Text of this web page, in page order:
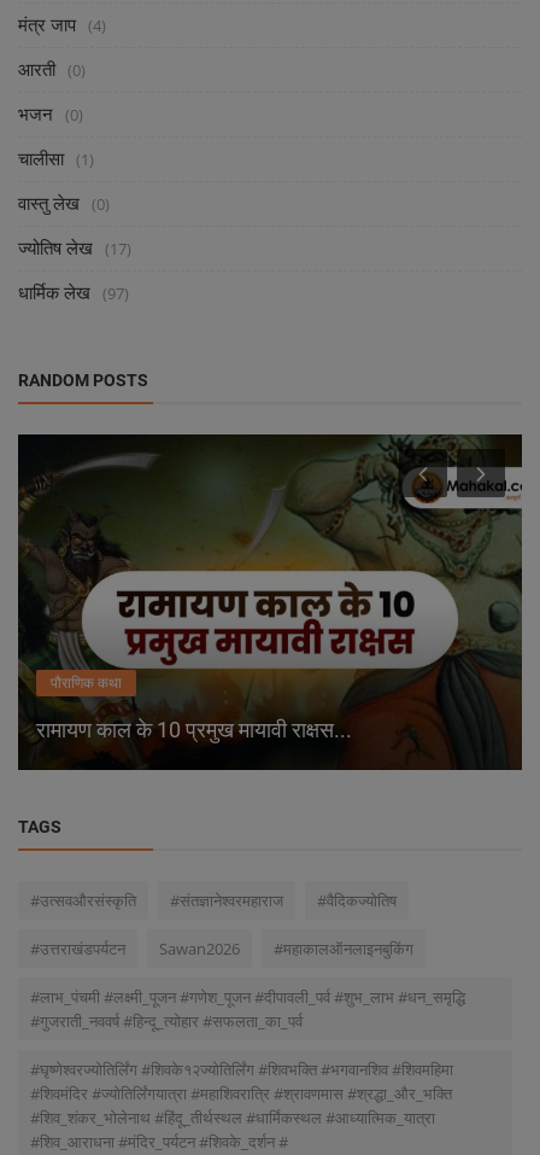
मंत्र जाप (4)
आरती (0)
भजन (0)
चालीसा (1)
वास्तु लेख (0)
ज्योतिष लेख (17)
धार्मिक लेख (97)
RANDOM POSTS
पौराणिक कथा
रामायण काल के 10 प्रमुख मायावी राक्षस...
TAGS
#उत्सवऔरसंस्कृति #संतज्ञानेश्वरमहाराज #वैदिकज्योतिष
#उत्तराखंडपर्यटन Sawan2026 #महाकालऑनलाइनबुकिंग
#लाभ_पंचमी #लक्ष्मी_पूजन #गणेश_पूजन #दीपावली_पर्व #शुभ_लाभ #धन_समृद्धि
#गुजराती_नववर्ष #हिन्दू_त्योहार #सफलता_का_पर्व
#घृष्णेश्वरज्योतिर्लिंग #शिवके१२ज्योतिर्लिंग #शिवभक्ति #भगवानशिव #शिवमहिमा
#शिवमंदिर #ज्योतिर्लिंगयात्रा #महाशिवरात्रि #श्रावणमास #श्रद्धा_और_भक्ति
#शिव_शंकर_भोलेनाथ #हिंदू_तीर्थस्थल #धार्मिकस्थल #आध्यात्मिक_यात्रा
#शिव_आराधना #मंदिर_पर्यटन #शिवके_दर्शन #